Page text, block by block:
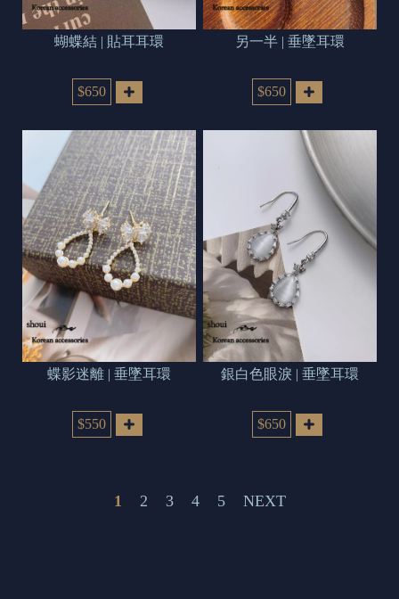
蝴蝶結 | 貼耳耳環
$650
另一半 | 垂墜耳環
$650
蝶影迷離 | 垂墜耳環
$550
銀白色眼淚 | 垂墜耳環
$650
1 2 3 4 5